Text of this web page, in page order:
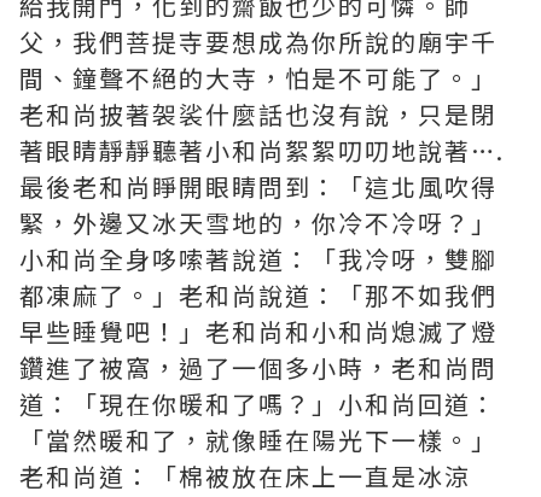
父，我們菩提寺要想成為你所說的廟宇千
間、鐘聲不絕的大寺，怕是不可能了。」
老和尚披著袈裟什麼話也沒有說，只是閉
著眼睛靜靜聽著小和尚絮絮叨叨地說著….
最後老和尚睜開眼睛問到：「這北風吹得
緊，外邊又冰天雪地的，你冷不冷呀？」
小和尚全身哆嗦著說道：「我冷呀，雙腳
都凍麻了。」老和尚說道：「那不如我們
早些睡覺吧！」老和尚和小和尚熄滅了燈
鑽進了被窩，過了一個多小時，老和尚問
道：「現在你暖和了嗎？」小和尚回道：
「當然暖和了，就像睡在陽光下一樣。」
老和尚道：「棉被放在床上一直是冰涼